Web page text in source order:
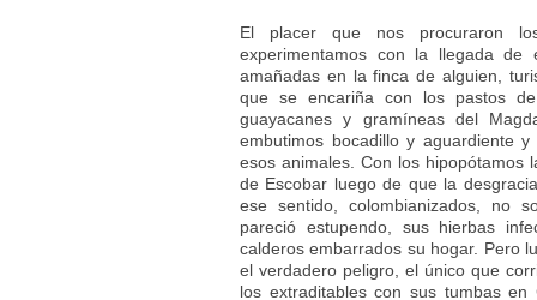
El placer que nos procuraron
experimentamos con la llegada de
amañadas en la finca de alguien,
que se encariña con los pastos
guayacanes y gramíneas del
embutimos bocadillo y aguardiente
esos animales. Con los hipopótamos
de Escobar luego de que la
ese sentido, colombianizados, no
pareció estupendo, sus hierbas
calderos embarrados su hogar. Pero
el verdadero peligro, el único que
los extraditables con sus tumbas